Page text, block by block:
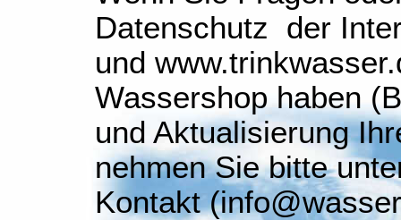
Datenschutz der
und
Wassershop haben
und Aktualisierung
nehmen Sie bitte
Kontakt